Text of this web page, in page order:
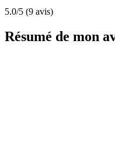
5.0/5 (9 avis)
Résumé de mon